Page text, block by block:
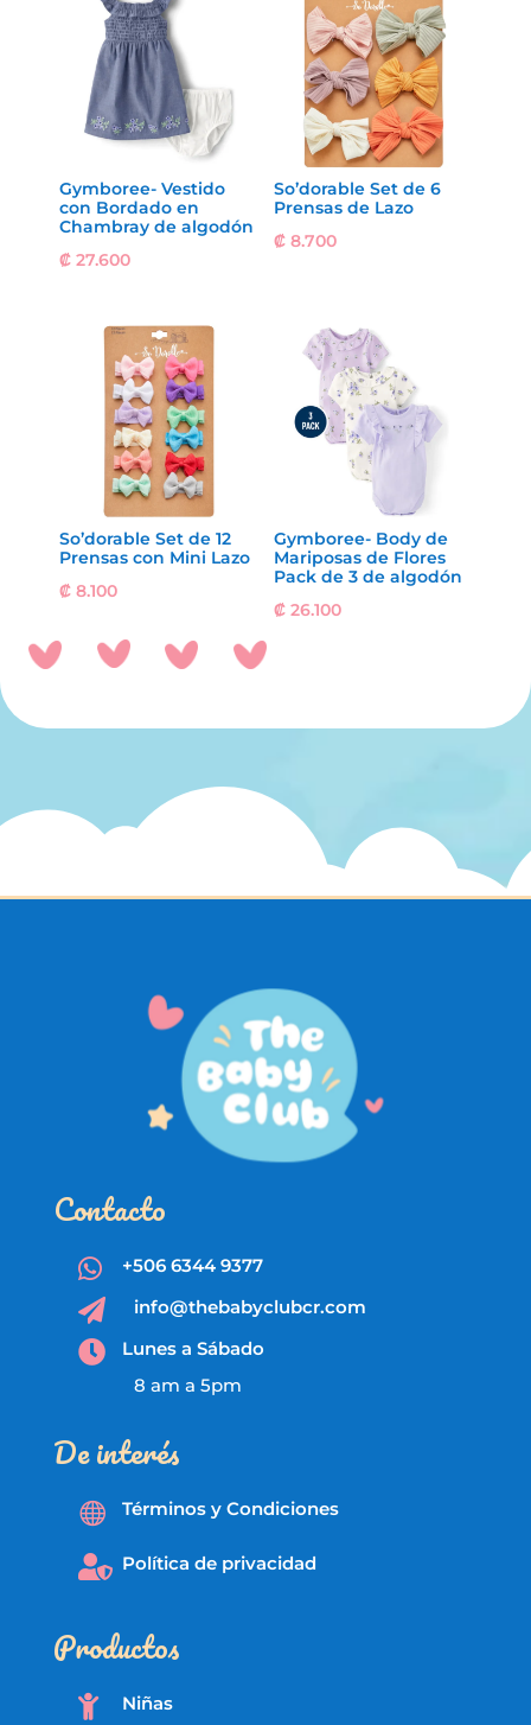
Gymboree- Vestido
con Bordado en
Chambray de algodón
₡ 27.600
So’dorable Set de 6
Prensas de Lazo
₡8.700
So’dorable Set de 12
Prensas con Mini Lazo
₡ 8.100
Gymboree- Body de
Mariposas de Flores
Pack de 3 de algodón
₡26.100
Contacto
 +506 6344 9377
 info@thebabyclubcr.com

Lunes a Sábado
8 am a 5pm
De interés
 Términos y Condiciones
 Política de privacidad
Productos
 Niñas